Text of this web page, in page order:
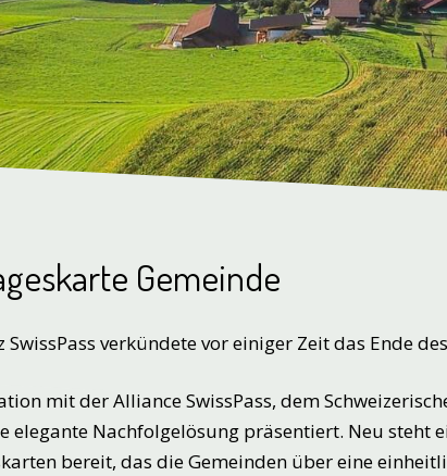
Gemeinde
SwissPass verkündete vor einiger Zeit das Ende
mit der Alliance SwissPass, dem
elegante Nachfolgelösung präsentiert. Neu steht
bereit, das die Gemeinden über eine